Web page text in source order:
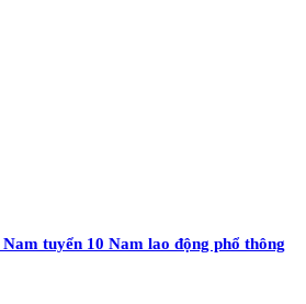
tuyển 10 Nam lao động phổ thông